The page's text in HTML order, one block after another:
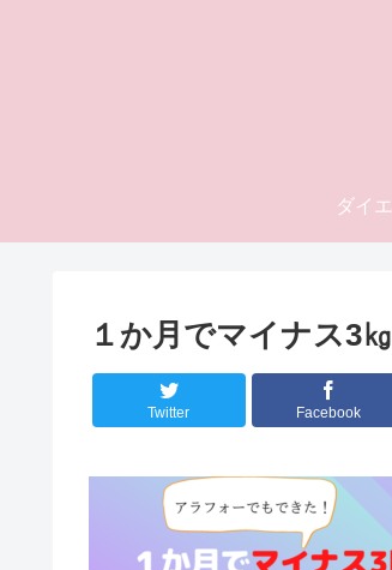
ダイ
１か月でマイナス3
Twitter Facebook